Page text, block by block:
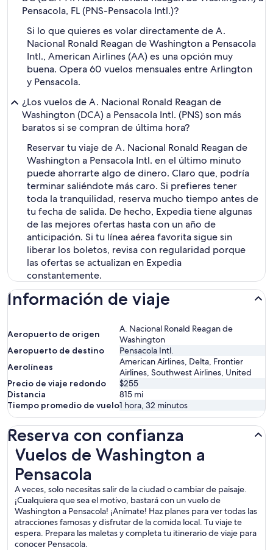
Pensacola, FL (PNS-Pensacola Intl.)?
Si lo que quieres es volar directamente de A.
Nacional Ronald Reagan de Washington a Pensacola
Intl., American Airlines (AA) es una opción muy
buena. Opera 60 vuelos mensuales entre Arlington
y Pensacola.
¿Los vuelos de A. Nacional Ronald Reagan de
Washington (DCA) a Pensacola Intl. (PNS) son más
baratos si se compran de última hora?
Reservar tu viaje de A. Nacional Ronald Reagan de
Washington a Pensacola Intl. en el último minuto
puede ahorrarte algo de dinero. Claro que, podría
terminar saliéndote más caro. Si prefieres tener
toda la tranquilidad, reserva mucho tiempo antes de
tu fecha de salida. De hecho, Expedia tiene algunas
de las mejores ofertas hasta con un año de
anticipación. Si tu línea aérea favorita sigue sin
liberar los boletos, revisa con regularidad porque
las ofertas se actualizan en Expedia
constantemente.
Información de viaje
Aeropuerto de origen
A. Nacional Ronald Reagan de
Washington
Aeropuerto de destino
Pensacola Intl.
Aerolíneas
American Airlines, Delta, Frontier
Airlines, Southwest Airlines, United
Precio de viaje redondo
$255
Distancia
815 mi
Tiempo promedio de vuelo1 hora, 32 minutos
Reserva con confianza
Vuelos de Washington a
Pensacola
A veces, solo necesitas salir de la ciudad o cambiar de paisaje.
¡Cualquiera que sea el motivo, bastará con un vuelo de
Washington a Pensacola! ¡Anímate! Haz planes para ver todas las
atracciones famosas y disfrutar de la comida local. Tu viaje te
espera. Prepara las maletas y completa tu itinerario de viaje para
conocer Pensacola.
Vuelos de Washington a Pensacola